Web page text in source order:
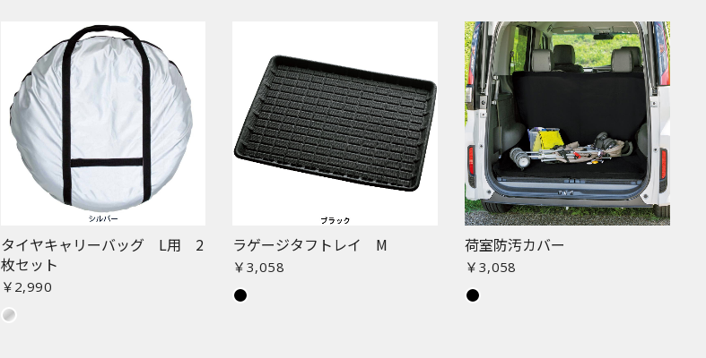
タイヤキャリーバッグ L用 2
枚セット
￥2,990
ラゲージタフトレイ M
￥3,058
荷室防汚カバー
￥3,058